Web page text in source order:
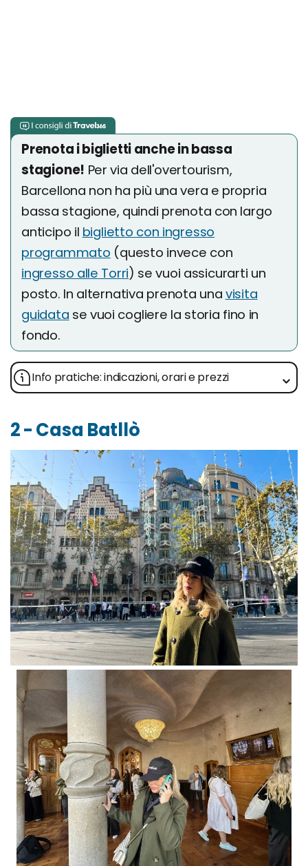
Prenota i biglietti anche in bassa
stagione! Per via dell'overtourism,
Barcellona non ha più una vera e propria
bassa stagione, quindi prenota con largo
anticipo il biglietto con ingresso
programmato (questo invece con
ingresso alle Torri) se vuoi assicurarti un
posto. In alternativa prenota una visita
guidata se vuoi cogliere la storia fino in
fondo.
Info pratiche: indicazioni, orari e prezzi
2 - Casa Batllò